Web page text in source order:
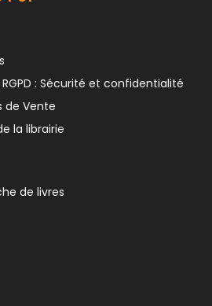
: Sécurité et confidentialité
de Vente
la librairie
de livres